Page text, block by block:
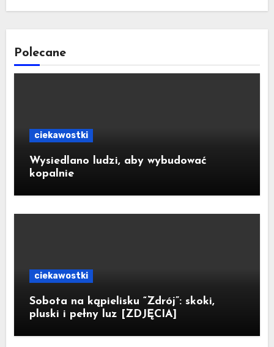
Polecane
ciekawostki
Wysiedlano ludzi, aby wybudować
kopalnie
ciekawostki
Sobota na kąpielisku “Zdrój”: skoki,
pluski i pełny luz [ZDJĘCIA]